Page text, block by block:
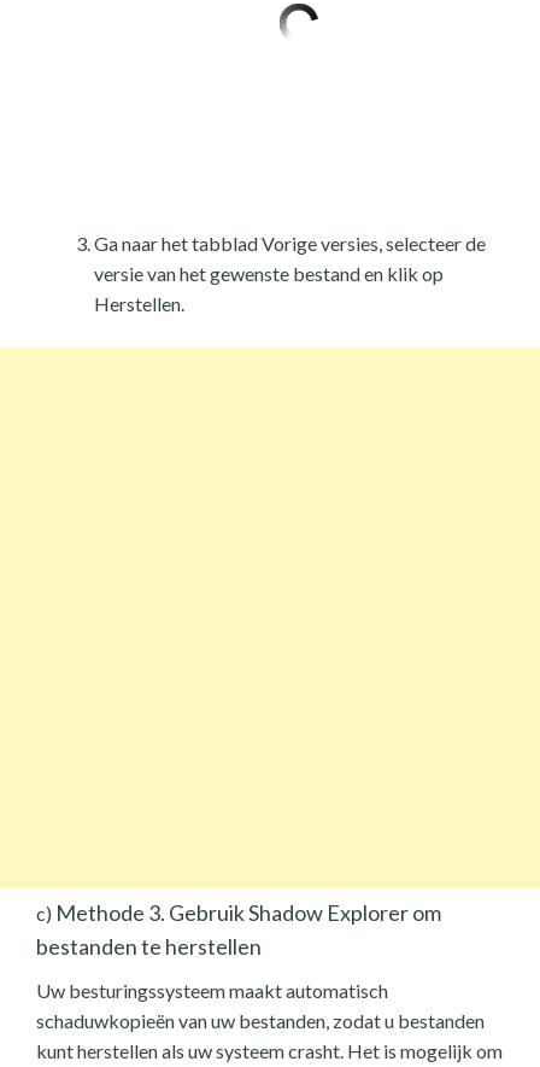
Ga naar het tabblad Vorige versies, selecteer de
versie van het gewenste bestand en klik op
Herstellen.
c) Methode 3. Gebruik Shadow Explorer om
bestanden te herstellen
Uw besturingssysteem maakt automatisch
schaduwkopieën van uw bestanden, zodat u bestanden
kunt herstellen als uw systeem crasht. Het is mogelijk om